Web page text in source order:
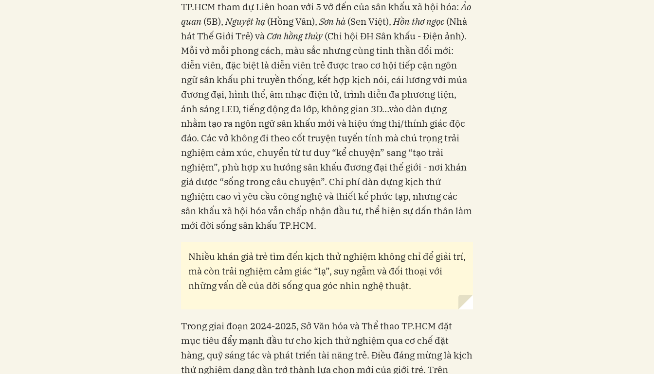
TP.HCM tham dự Liên hoan với 5 vở đến của sân khấu xã hội hóa: Ảo
quan (5B), Nguyệt hạ (Hồng Vân), Sơn hà (Sen Việt), Hồn thơ ngọc (Nhà
hát Thế Giới Trẻ) và Cơn hồng thủy(Chi hội ĐH Sân khấu - Điện ảnh).
Mỗi vở mỗi phong cách, màu sắc nhưng cùng tinh thần đổi mới:
diễn viên, đặc biệt là diễn viên trẻ được trao cơ hội tiếp cận ngôn
ngữ sân khấu phi truyền thống, kết hợp kịch nói, cải lương với múa
đương đại, hình thể, âm nhạc điện tử, trình diễn đa phương tiện,
ánh sáng LED, tiếng động đa lớp, không gian 3D…vào dàn dựng
nhằm tạo ra ngôn ngữ sân khấu mới và hiệu ứng thị/thính giác độc
đáo. Các vở không đi theo cốt truyện tuyến tính mà chú trọng trải
nghiệm cảm xúc, chuyển từ tư duy “kể chuyện” sang “tạo trải
nghiệm”, phù hợp xu hướng sân khấu đương đại thế giới - nơi khán
giả được “sống trong câu chuyện”. Chi phí dàn dựng kịch thử
nghiệm cao vì yêu cầu công nghệ và thiết kế phức tạp, nhưng các
sân khấu xã hội hóa vẫn chấp nhận đầu tư, thể hiện sự dấn thân làm
mới đời sống sân khấu TP.HCM.
Nhiều khán giả trẻ tìm đến kịch thử nghiệm không chỉ để giải trí,
mà còn trải nghiệm cảm giác “lạ”, suy ngẫm và đối thoại với
những vấn đề của đời sống qua góc nhìn nghệ thuật.
Trong giai đoạn 2024-2025, Sở Văn hóa và Thể thao TP.HCM đặt
mục tiêu đẩy mạnh đầu tư cho kịch thử nghiệm qua cơ chế đặt
hàng, quỹ sáng tác và phát triển tài năng trẻ. Điều đáng mừng là kịch
thử nghiệm đang dần trở thành lựa chọn mới của giới trẻ. Trên